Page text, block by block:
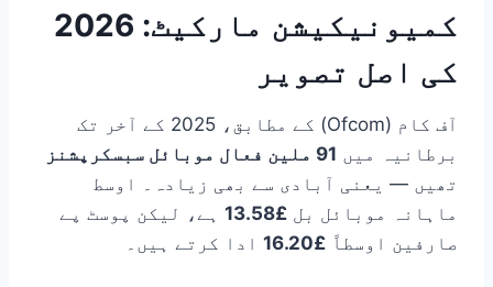
کمیونیکیشن مارکیٹ: 2026
کی اصل تصویر
آف کام (Ofcom) کے مطابق، 2025 کے آخر تک
برطانیہ میں 91 ملین فعال موبائل سبسکرپشنز
تھیں — یعنی آبادی سے بھی زیادہ۔ اوسط
ماہانہ موبائل بل £13.58
ہے، لیکن پوسٹ پے
صارفین اوسطاً £16.20 ادا کرتے ہیں۔